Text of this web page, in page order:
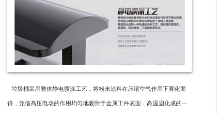
垃圾桶采用整体静电喷涂工艺，将粉末涂料在压缩空气作用下雾化而
得，凭借高压电场的作用均匀地吸附于金属工件表面，高温固化成的一